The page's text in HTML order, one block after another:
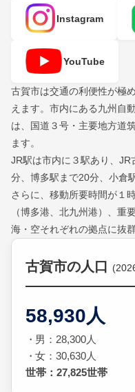
Instagram
YouTube
古賀市は交通の利便性が極
えます。市内にある九州自
は、国道３号・主要地方道
ます。
JR駅は市内に３駅あり、
分、博多駅まで20分、小倉
さらに、移動所要時間が１
（博多港、北九州港）、重
海・空それぞれの拠点に抜
古賀市の人口
58,930人
男：28,300人
女：30,630人
世帯：27,825世帯